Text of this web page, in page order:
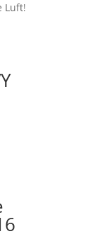
Luft!